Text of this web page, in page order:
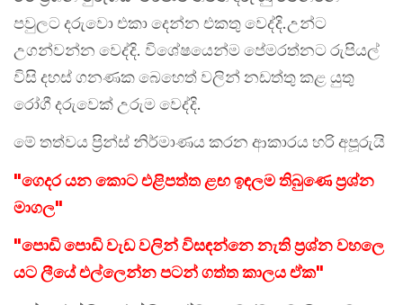
පවුලට දරුවො එකා දෙන්න එකතු වෙද්දි.උන්ට
උගන්වන්න වෙද්දි. විශේෂයෙන්ම පේමරත්නට රුපියල්
විසි දහස් ගනණක බෙහෙත් වලින් නඩත්තු කළ යුතු
රෝගී දරුවෙක් උරුම වෙද්දි.
මේ තත්වය ප්‍රින්ස් නිර්මාණය කරන ආකාරය හරි අපූරුයි
"ගෙදර යන කොට එළිපත්ත ළඟ ඉඳලම තිබුණෙ ප්‍රශ්න
මාගල"
"පොඩි පොඩි වැඩ වලින් විසඳන්නෙ නැති ප්‍රශ්න වහලෙ
යට ලීයේ එල්ලෙන්න පටන් ගත්ත කාලය ඒක"